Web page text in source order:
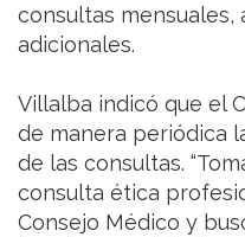
consultas mensuales,
adicionales.
Villalba indicó que el
de manera periódica
de las consultas.
consulta ética
Consejo Médico y